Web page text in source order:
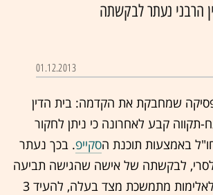
הרבני נעתר לבקשתה
01.12.2013
שמחבקת את הקדמה: בית הדין
תקווה קבע לאחרונה כי ניתן לחקור
באמצעות תוכנת הסקייפ. בכך נעתר
לסרי, לבקשתה של אישה שהגישה תביעה
בטענה לאלימות מתמשכת מצד בעלה, להעיד 3